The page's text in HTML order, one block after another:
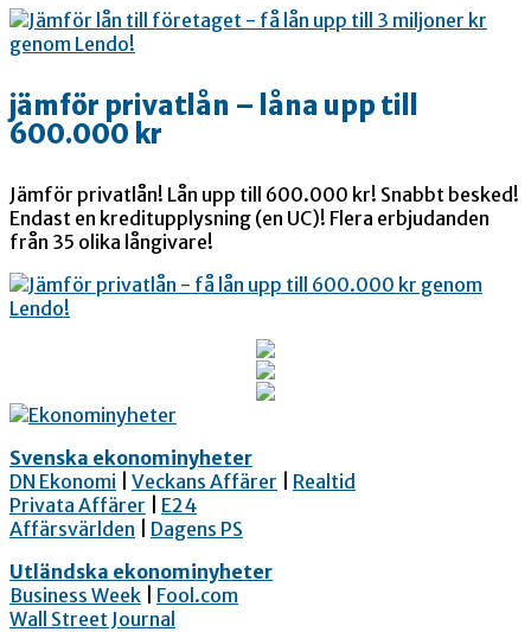
jämför privatlån – låna upp till
600.000 kr
Jämför privatlån! Lån upp till 600.000 kr! Snabbt besked!
Endast en kreditupplysning (en UC)! Flera erbjudanden
från 35 olika långivare!
Svenska ekonominyheter
DN Ekonomi
Veckans Affärer
Realtid
Privata Affärer
E24
Affärsvärlden
Dagens PS
Utländska ekonominyheter
Business Week
Fool.com
Wall Street Journal